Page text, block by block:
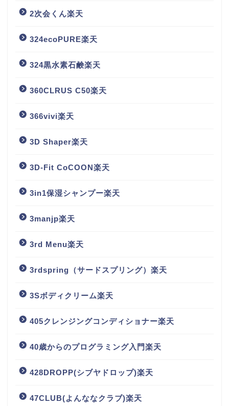
2次会くん楽天
324ecoPURE楽天
324黒水素石鹸楽天
360CLRUS C50楽天
366vivi楽天
3D Shaper楽天
3D-Fit CoCOON楽天
3in1保湿シャンプー楽天
3manjp楽天
3rd Menu楽天
3rdspring（サードスプリング）楽天
3Sボディクリーム楽天
405クレンジングコンディショナー楽天
40歳からのプログラミング入門楽天
428DROPP(シブヤドロップ)楽天
47CLUB(よんななクラブ)楽天